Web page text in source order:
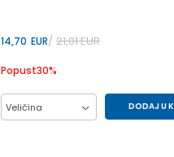
14,70 EUR 21,01EUR
Popust30%
Veličina DODAJ U